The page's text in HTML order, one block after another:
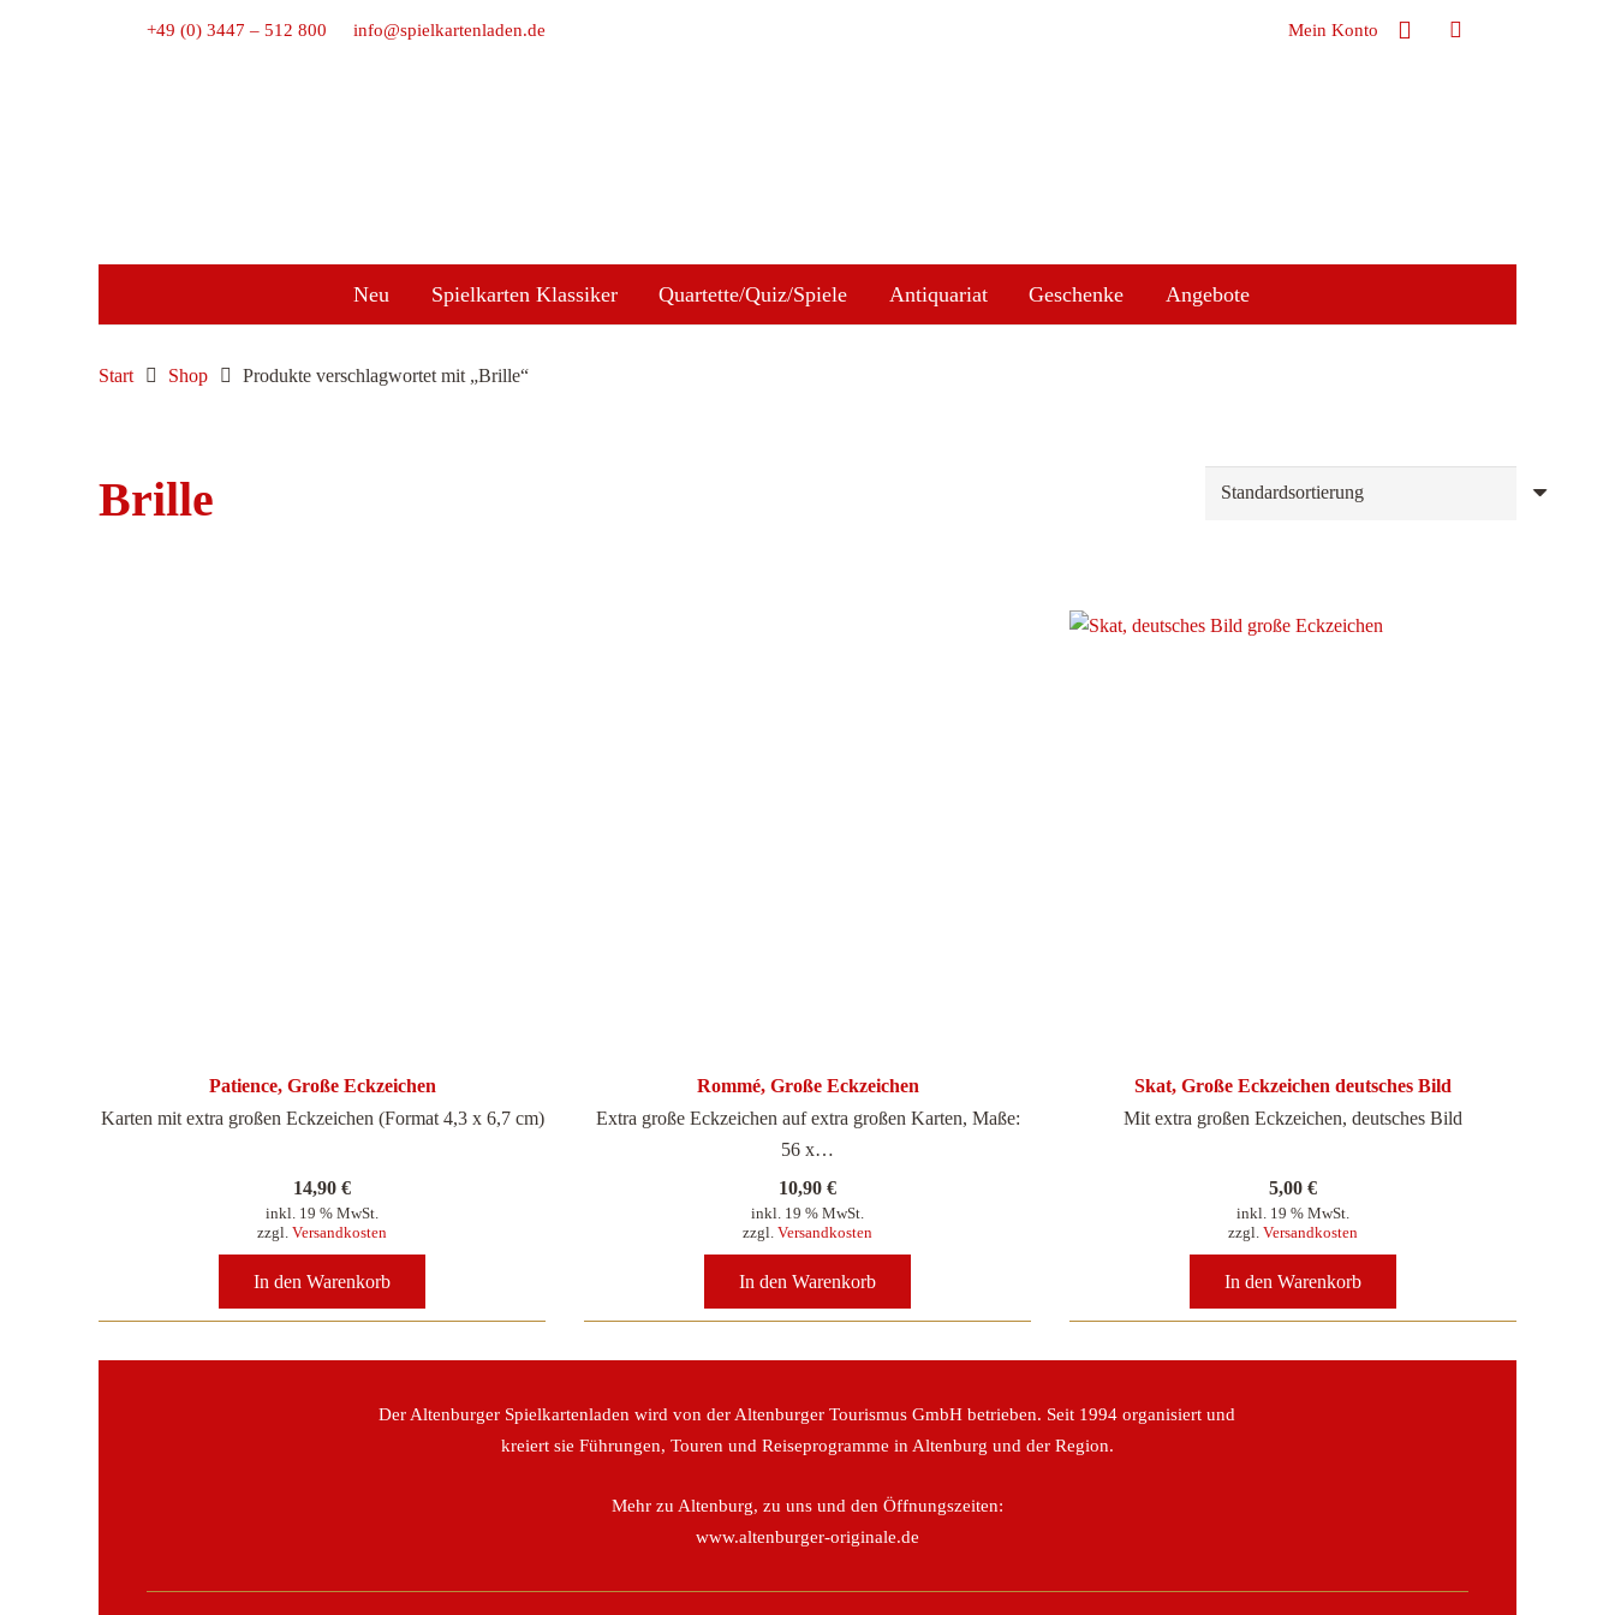
+49 (0) 3447 – 512 800 info@spielkartenladen.de Mein Konto
Neu Spielkarten Klassiker Quartette/Quiz/Spiele Antiquariat Geschenke Angebote
Start Shop Produkte verschlagwortet mit „Brille“
Brille
Patience, Große Eckzeichen
Karten mit extra großen Eckzeichen (Format 4,3 x 6,7 cm)
14,90 €
inkl. 19 % MwSt.
zzgl. Versandkosten
In den Warenkorb
Rommé, Große Eckzeichen
Extra große Eckzeichen auf extra großen Karten, Maße:
56 x…
10,90 €
inkl. 19 % MwSt.
zzgl. Versandkosten
In den Warenkorb
Skat, Große Eckzeichen deutsches Bild
Mit extra großen Eckzeichen, deutsches Bild
5,00 €
inkl. 19 % MwSt.
zzgl. Versandkosten
In den Warenkorb
Der Altenburger Spielkartenladen wird von der Altenburger Tourismus GmbH betrieben. Seit 1994 organisiert und
kreiert sie Führungen, Touren und Reiseprogramme in Altenburg und der Region.
Mehr zu Altenburg, zu uns und den Öffnungszeiten:
www.altenburger-originale.de